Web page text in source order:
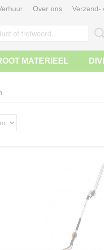
Over ons Verzend-
MATERIEEL